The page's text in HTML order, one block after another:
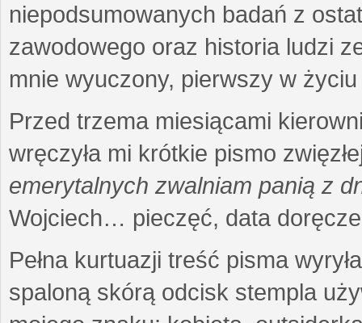
niepodsumowanych badań z
zawodowego oraz historia ludzi
mnie wyuczony, pierwszy w
Przed trzema miesiącami
wręczyła mi krótkie pismo
emerytalnych zwalniam panią z
Wojciech… pieczęć, data
Pełna kurtuazji treść pisma
spaloną skórą odcisk stempla